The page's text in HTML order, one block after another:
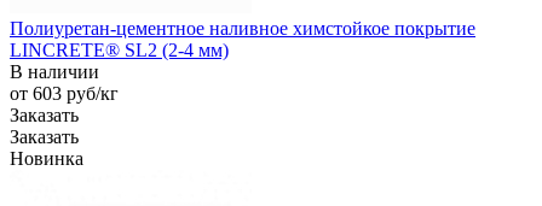
Полиуретан-цементное наливное химстойкое покрытие
LINCRETE® SL2 (2-4 мм)
В наличии
от 603 руб/кг
Заказать
Заказать
Новинка